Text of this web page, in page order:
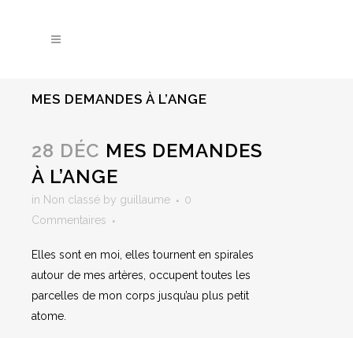
MES DEMANDES À L’ANGE
28 DÉC MES DEMANDES
À L’ANGE
in Non classé by guillaume
0
Commentaires
Elles sont en moi, elles tournent en spirales
autour de mes artères, occupent toutes les
parcelles de mon corps jusqu’au plus petit
atome.